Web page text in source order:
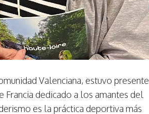
Valenciana, estuvo presente
dedicado a los amantes del
es la práctica deportiva más